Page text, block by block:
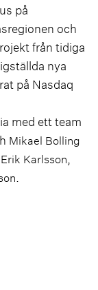
på
och
från tidiga
nya
på Nasdaq
med ett team
Mikael Bolling
Erik Karlsson,
.